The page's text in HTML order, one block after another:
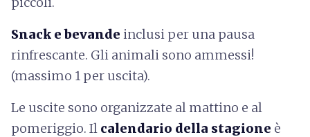
Snack e bevande inclusi per una pausa
rinfrescante. Gli animali sono ammessi!
(massimo 1 per uscita).
Le uscite sono organizzate al mattino e al
pomeriggio. Il calendario della stagione è